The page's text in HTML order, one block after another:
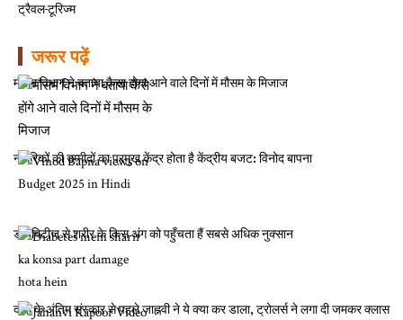
ट्रैवल-टूरिज्म
जरूर पढ़ें
मौसम विभाग ने बताया कैसा होगा आने वाले दिनों में मौसम के मिजाज
नागरिकों की उम्मीदों का प्रमुख केंद्र होता है केंद्रीय बजट: विनोद बापना
डायबिटीज से शरीर के किस अंग को पहुँचता हैं सबसे अधिक नुक्सान
दादी के अंतिम संस्कार से पहले जाह्नवी ने ये क्या कर डाला, ट्रोलर्स ने लगा दी जमकर क्लास